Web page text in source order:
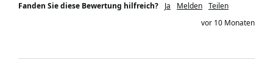
Fanden Sie diese Bewertung hilfreich? Ja Melden Teilen
vor 10 Monaten